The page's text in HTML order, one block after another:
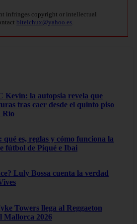
infringes copyright or intellectual
bitelchux@yahoo.es.
Kevin: la autopsia revela que
tras caer desde el quinto piso
Río
qué es, reglas y cómo funciona la
fútbol de Piqué e Ibai
Luly Bossa cuenta la verdad
Towers llega al Reggaeton
Mallorca 2026